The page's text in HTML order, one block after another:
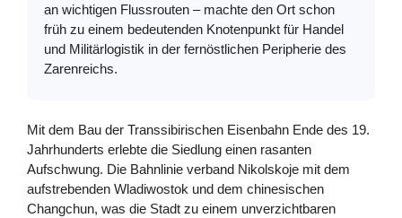
an wichtigen Flussrouten – machte den Ort schon
früh zu einem bedeutenden Knotenpunkt für Handel
und Militärlogistik in der fernöstlichen Peripherie des
Zarenreichs.
Mit dem Bau der Transsibirischen Eisenbahn Ende des 19.
Jahrhunderts erlebte die Siedlung einen rasanten
Aufschwung. Die Bahnlinie verband Nikolskoje mit dem
aufstrebenden Wladiwostok und dem chinesischen
Changchun, was die Stadt zu einem unverzichtbaren